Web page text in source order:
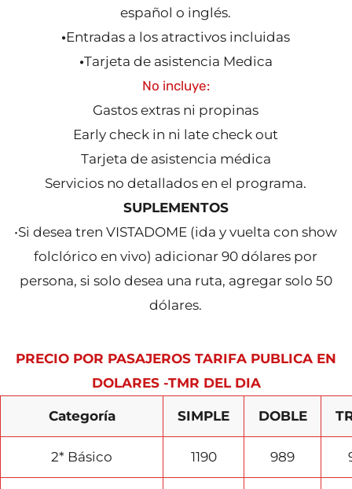
español o inglés.
•Entradas a los atractivos incluidas
•Tarjeta de asistencia Medica
No incluye:
Gastos extras ni propinas
Early check in ni late check out
Tarjeta de asistencia médica
Servicios no detallados en el programa.
SUPLEMENTOS
•Si desea tren VISTADOME (ida y vuelta con show
folclórico en vivo) adicionar 90 dólares por
persona, si solo desea una ruta, agregar solo 50
dólares.
PRECIO POR PASAJEROS TARIFA PUBLICA EN
DOLARES -TMR DEL DIA
Categoría SIMPLE DOBLE
2* Básico 1190 989